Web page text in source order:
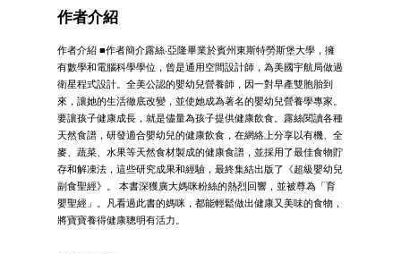
作者介紹
作者介紹 ■作者簡介露絲‧亞隆畢業於賓州東斯特勞斯堡大學，擁
有數學和電腦科學學位，曾是通用空間設計師，為美國宇航局做過
衛星程式設計。全美公認的嬰幼兒營養師，因一對早產雙胞胎到
來，讓她的生活徹底改變，並使她成為著名的嬰幼兒營養學專家。
要讓孩子健康成長，就是儘量為孩子提供健康飲食。露絲閱讀各種
天然食譜，研發適合嬰幼兒的健康飲食，在網絡上分享以有機、全
麥、蔬菜、水果等天然食材製成的健康食譜，並採用了最佳食物貯
存和解凍法，這些研究成果和經驗，最終集結出版了《超級嬰幼兒
副食聖經》。 本書深獲廣大媽咪粉絲的熱烈回響，並被尊為「育
嬰聖經」。凡看過此書的媽咪，都能輕鬆做出健康又美味的食物，
將寶寶養得健康聰明有活力。